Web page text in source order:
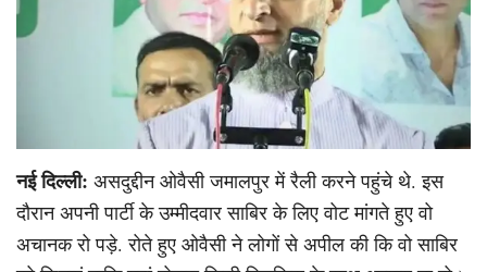
नई दिल्ली: असदुद्दीन ओवैसी जमालपुर में रैली करने पहुंचे थे. इस
दौरान अपनी पार्टी के उम्मीदवार साबिर के लिए वोट मांगते हुए वो
अचानक रो पड़े. रोते हुए ओवैसी ने लोगों से अपील की कि वो साबिर